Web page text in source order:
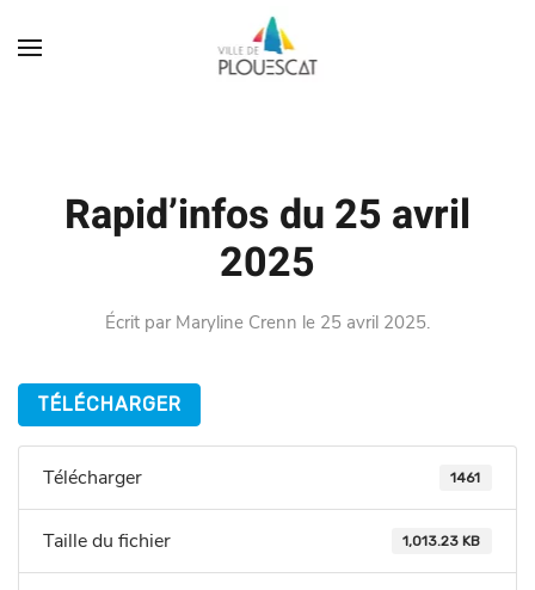
Rapid’infos du 25 avril
2025
Écrit par Maryline Crenn le 25 avril 2025.
TÉLÉCHARGER
Télécharger 1461
Taille du fichier 1,013.23 KB